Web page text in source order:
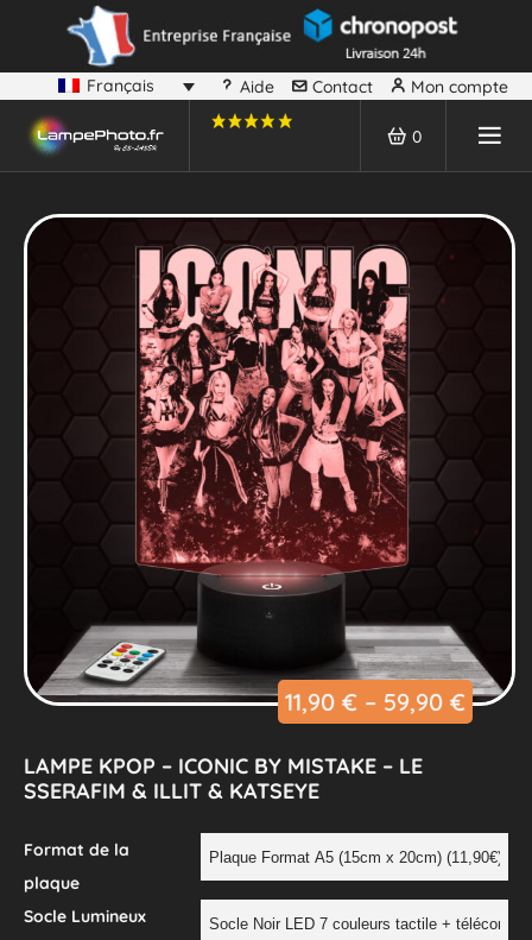
Français Aide Contact Mon compte
0
11,90 € – 59,90 €
LAMPE KPOP – ICONIC BY MISTAKE – LE
SSERAFIM & ILLIT & KATSEYE
Format de la
plaque
Socle Lumineux